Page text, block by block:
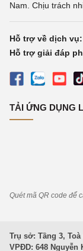
Nam. Chịu trách
Hỗ trợ về dịch vụ:
Hỗ trợ giải đáp
TẢI ỨNG DỤNG
Quét mã QR code để
Trụ sở: Tầng 3, Toà
VPĐD: 648